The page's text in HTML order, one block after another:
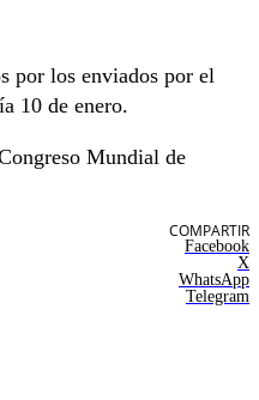
por los enviados por el
10 de enero.
Mundial de
COMPARTIR
Facebook
X
WhatsApp
Telegram